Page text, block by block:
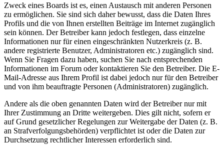
Zweck eines Boards ist es, einen Austausch mit anderen Personen
zu ermöglichen. Sie sind sich daher bewusst, dass die Daten Ihres
Profils und die von Ihnen erstellten Beiträge im Internet zugänglich
sein können. Der Betreiber kann jedoch festlegen, dass einzelne
Informationen nur für einen eingeschränkten Nutzerkreis (z. B.
andere registrierte Benutzer, Administratoren etc.) zugänglich sind.
Wenn Sie Fragen dazu haben, suchen Sie nach entsprechenden
Informationen im Forum oder kontaktieren Sie den Betreiber. Die E-
Mail-Adresse aus Ihrem Profil ist dabei jedoch nur für den Betreiber
und von ihm beauftragte Personen (Administratoren) zugänglich.
Andere als die oben genannten Daten wird der Betreiber nur mit
Ihrer Zustimmung an Dritte weitergeben. Dies gilt nicht, sofern er
auf Grund gesetzlicher Regelungen zur Weitergabe der Daten (z. B.
an Strafverfolgungsbehörden) verpflichtet ist oder die Daten zur
Durchsetzung rechtlicher Interessen erforderlich sind.